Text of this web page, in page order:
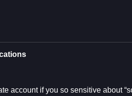
account if you so sensitive about